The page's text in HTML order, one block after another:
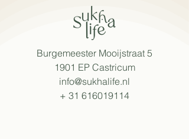
Burgemeester Mooijstraat 5
1901 EP Castricum
info@sukhalife.nl
+ 31 616019114